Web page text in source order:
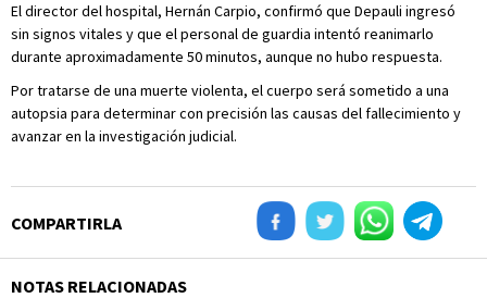
El director del hospital, Hernán Carpio, confirmó que Depauli ingresó
sin signos vitales y que el personal de guardia intentó reanimarlo
durante aproximadamente 50 minutos, aunque no hubo respuesta.
Por tratarse de una muerte violenta, el cuerpo será sometido a una
autopsia para determinar con precisión las causas del fallecimiento y
avanzar en la investigación judicial.
COMPARTIRLA
NOTAS RELACIONADAS